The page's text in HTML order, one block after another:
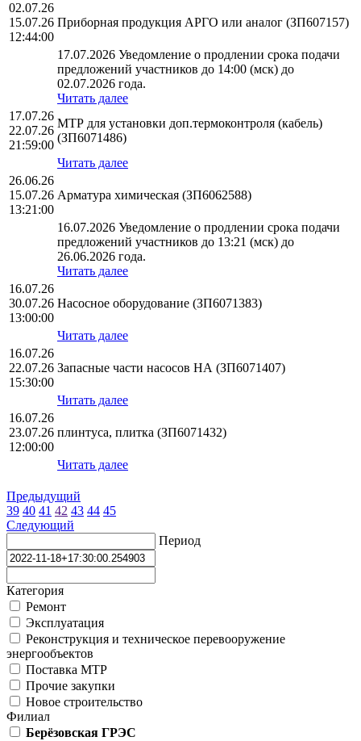
02.07.26
15.07.26
12:44:00
Приборная продукция АРГО или аналог (ЗП607157)
17.07.2026 Уведомление о продлении срока подачи
предложений участников до 14:00 (мск) до
02.07.2026 года.
Читать далее
17.07.26
22.07.26
21:59:00
МТР для установки доп.термоконтроля (кабель)
(ЗП6071486)
Читать далее
26.06.26
15.07.26
13:21:00
Арматура химическая (ЗП6062588)
16.07.2026 Уведомление о продлении срока подачи
предложений участников до 13:21 (мск) до
26.06.2026 года.
Читать далее
16.07.26
30.07.26
13:00:00
Насосное оборудование (ЗП6071383)
Читать далее
16.07.26
22.07.26
15:30:00
Запасные части насосов НА (ЗП6071407)
Читать далее
16.07.26
23.07.26
12:00:00
плинтуса, плитка (ЗП6071432)
Читать далее
Предыдущий
39 40 41 42 43 44 45
Следующий
Период
Категория
Ремонт
Эксплуатация
Реконструкция и техническое перевооружение
энергообъектов
Поставка МТР
Прочие закупки
Новое строительство
Филиал
Берёзовская ГРЭС